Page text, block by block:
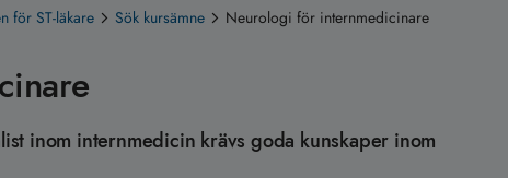
för ST-läkare Sök kursämne Neurologi för internmedicinare
inom internmedicin krävs goda kunskaper inom